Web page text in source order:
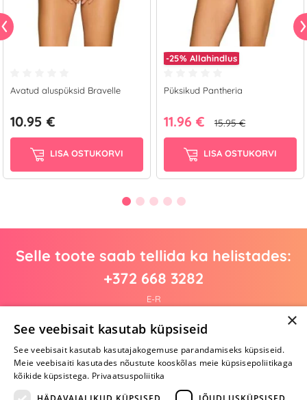
Avatud aluspüksid Bravelle
10.95 €
LISA OSTUKORVI
-25% Allahindlus
Püksikud Pantheria
11.96 € 15.95 €
LISA OSTUKORVI
Selle toote saab tellida ka helistades:
+372 668 3282
E-R
Arvustusi veel pole
Ole esimene!
Kirjuta arvustus ja SAA KINGITUS!
×
See veebisait kasutab küpsiseid
See veebisait kasutab kasutajakogemuse parandamiseks küpsiseid.
Meie veebisaiti kasutades nõustute kooskõlas meie küpsisepoliitikaga
kõikide küpsistega. Privaatsuspoliitika